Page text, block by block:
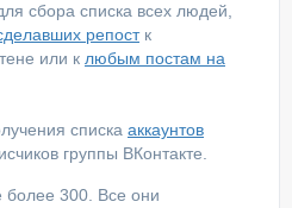
сбора списка всех людей,
репостк
или к любым постам на
списка аккаунтов
группы ВКонтакте.
более 300. Все они